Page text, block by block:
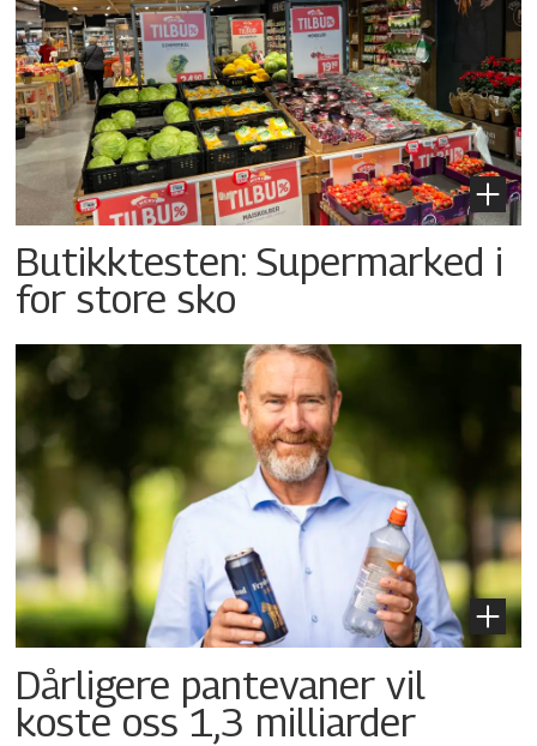
Butikktesten: Supermarked i
for store sko
Dårligere pantevaner vil
koste oss 1,3 milliarder